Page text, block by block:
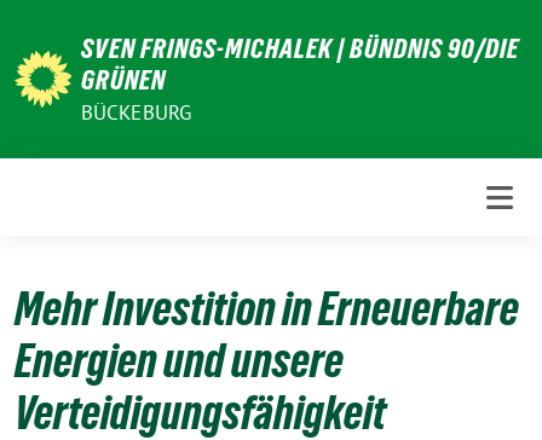
zum
Inhalt
SVEN FRINGS-MICHALEK | BÜNDNIS 90/DIE
GRÜNEN
BÜCKEBURG
Mehr Investition in Erneuerbare
Energien und unsere
Verteidigungsfähigkeit